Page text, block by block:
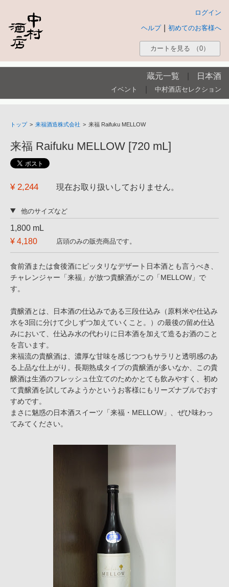
ログイン
初めてのお客様へ
ヘルプ
カートを見る （0）
蔵元一覧 日本酒
イベント 中村酒店セレクション
トップ > 来福酒造株式会社 > 来福 Raifuku MELLOW
来福 Raifuku MELLOW [720 mL]
¥ 2,244 現在お取り扱いしておりません。
他のサイズなど
1,800 mL
¥ 4,180
店頭のみの販売商品です。
食前酒または食後酒にピッタリなデザート日本酒とも言うべき、
チャレンジャー「来福」が放つ貴醸酒がこの「MELLOW」で
す。
貴醸酒とは、日本酒の仕込みである三段仕込み（原料米や仕込み
水を3回に分けて少しずつ加えていくこと。）の最後の留め仕込
みにおいて、仕込み水の代わりに日本酒を加えて造るお酒のこと
を言います。
来福流の貴醸酒は、濃厚な甘味を感じつつもサラリと透明感のあ
る上品な仕上がり。長期熟成タイプの貴醸酒が多いなか、この貴
醸酒は生酒のフレッシュ仕立てのためかとても飲みやすく、初め
て貴醸酒を試してみようかというお客様にもリーズナブルでおす
すめです。
まさに魅惑の日本酒スイーツ「来福・MELLOW」、ぜひ味わっ
てみてください。